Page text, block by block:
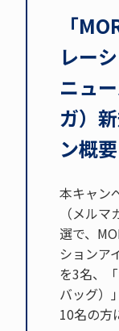
「
レー
ニュ
ガ）
ン概要
本キャン
（メル
選で、
ションア
を3名、
バッグ）
10名の方